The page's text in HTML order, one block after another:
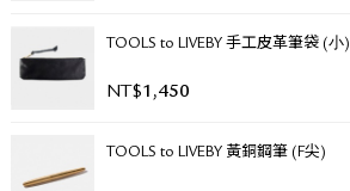
TOOLS to LIVEBY 手工皮革筆袋 (小)
NT$1,450
TOOLS to LIVEBY 黃銅鋼筆 (F尖)